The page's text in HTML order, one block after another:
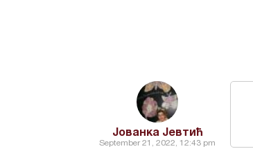
Јованка Јевтић
September 21, 2022, 12:43 pm